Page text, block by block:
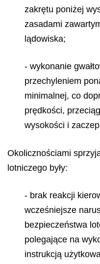
zakrętu poniżej
zasadami
lądowiska;
- wykonanie
przechyleniem
minimalnej, co
prędkości,
wysokości i
Okolicznościami
lotniczego były:
- brak reakcji
wcześniejsze
bezpieczeństwa
polegające na
instrukcją